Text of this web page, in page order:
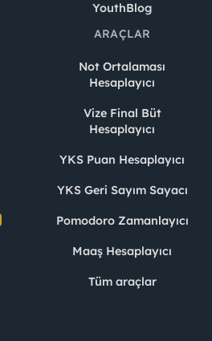
YouthBlog
ARAÇLAR
Not Ortalaması
Hesaplayıcı
Vize Final Büt
Hesaplayıcı
YKS Puan Hesaplayıcı
YKS Geri Sayım Sayacı
Pomodoro Zamanlayıcı
Maaş Hesaplayıcı
Tüm araçlar